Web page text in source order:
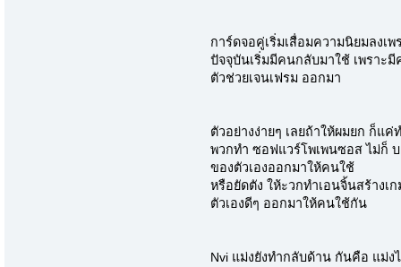
การ์ดจอคู่เริ่มเสื่อมความนิยมลงเ
ปัจจุบันเริ่มมีคนกลับมาใช้ เพราะ
ตัวช่วยเจนเฟรม ออกมา
ตัวอย่างง่ายๆ เลยถ้าให้ผมยก ก็แ
พวกทำ ซอฟแวร์โพเพนซอส ไม่ก็
ของตัวเองออกมาให้คนใช้
หรือยัดตัง ให้ะวกทำเอนจิ้นสร้างเ
ตัวเองดีๆ ออกมาให้คนใช้กัน
Nvi แม่งยังทำกลับด้าน กันคือ แม่ง